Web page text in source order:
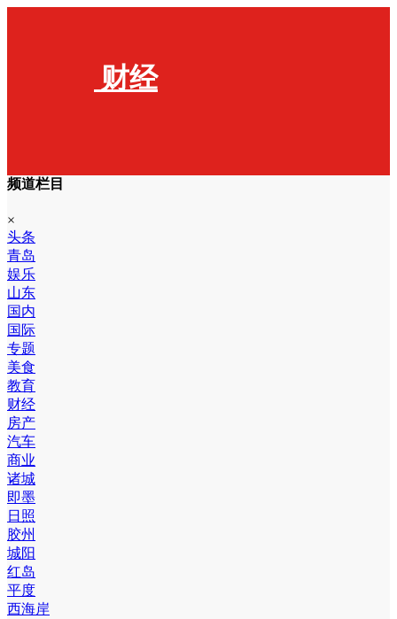
财经
频道栏目
×
头条
青岛
娱乐
山东
国内
国际
专题
美食
教育
财经
房产
汽车
商业
诸城
即墨
日照
胶州
城阳
红岛
平度
西海岸